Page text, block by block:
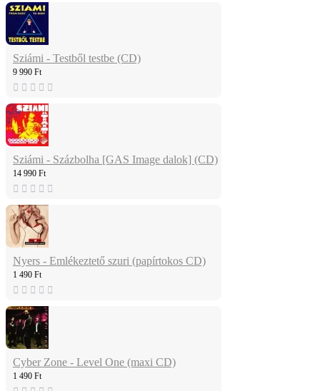
Sziámi - Testből testbe (CD)
9 990 Ft
Sziámi - Százbolha [GAS Image dalok] (CD)
14 990 Ft
Nyers - Emlékeztető szuri (papírtokos CD)
1 490 Ft
Cyber Zone - Level One (maxi CD)
1 490 Ft